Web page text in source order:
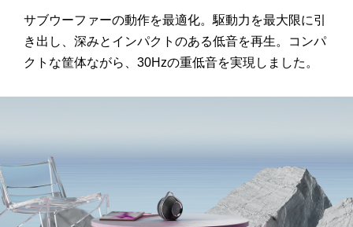
サブウーファーの動作を最適化。駆動力を最大限に引
き出し、深みとインパクトのある低音を再生。コンパ
クトな筐体ながら、 30Hzの重低音を実現しました。